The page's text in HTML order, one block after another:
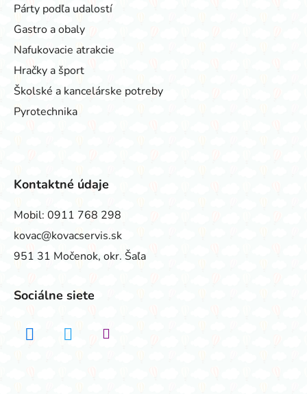
Párty podľa udalostí
Gastro a obaly
Nafukovacie atrakcie
Hračky a šport
Školské a kancelárske potreby
Pyrotechnika
Kontaktné údaje
Mobil: 0911 768 298
kovac@kovacservis.sk
951 31 Močenok, okr. Šaľa
Sociálne siete